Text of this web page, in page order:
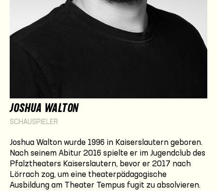
JOSHUA WALTON
SCHAUSPIELER
Joshua Walton wurde 1996 in Kaiserslautern geboren.
Nach seinem Abitur 2016 spielte er im Jugendclub des
Pfalztheaters Kaiserslautern, bevor er 2017 nach
Lörrach zog, um eine theaterpädagogische
Ausbildung am Theater Tempus fugit zu absolvieren.